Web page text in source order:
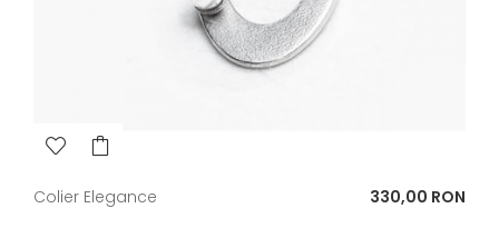
Colier Elegance Pret
330,00 RON